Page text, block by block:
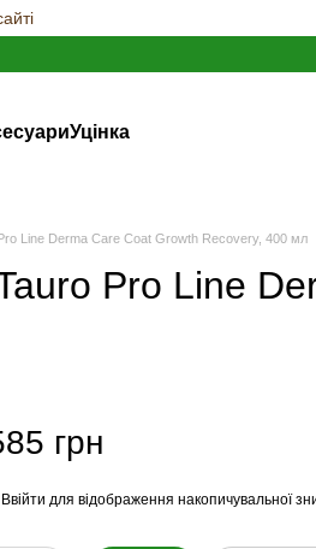
Уцінка
Line Derma Care Coat Growth Recovery, 400 мл
Pro Line
грн
Ввійти для відображення накопичувальної